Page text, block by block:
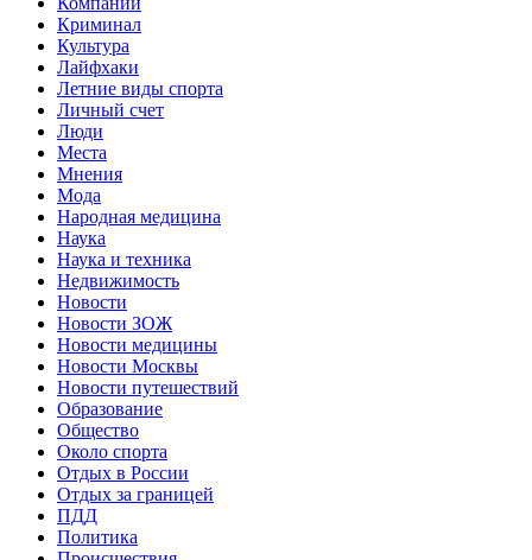
Криминал
Культура
Лайфхаки
Летние виды спорта
Личный счет
Люди
Места
Мнения
Мода
Народная медицина
Наука
Наука и техника
Недвижимость
Новости
Новости ЗОЖ
Новости медицины
Новости Москвы
Новости путешествий
Образование
Общество
Около спорта
Отдых в России
Отдых за границей
ПДД
Политика